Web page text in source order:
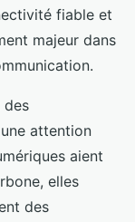
fiable et
majeur dans
des
attention
aient
elles
des